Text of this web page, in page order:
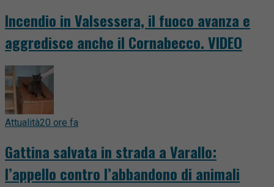
Incendio in Valsessera, il fuoco avanza e
aggredisce anche il Cornabecco. VIDEO
Attualità20 ore fa
Gattina salvata in strada a Varallo:
l’appello contro l’abbandono di animali